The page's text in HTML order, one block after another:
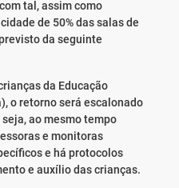
tal, assim como
de 50% das salas de
da seguinte
da Educação
o retorno será escalonado
ao mesmo tempo
e monitoras
e há protocolos
e auxílio das crianças.